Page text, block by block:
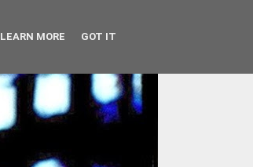
LEARN MORE GOT IT